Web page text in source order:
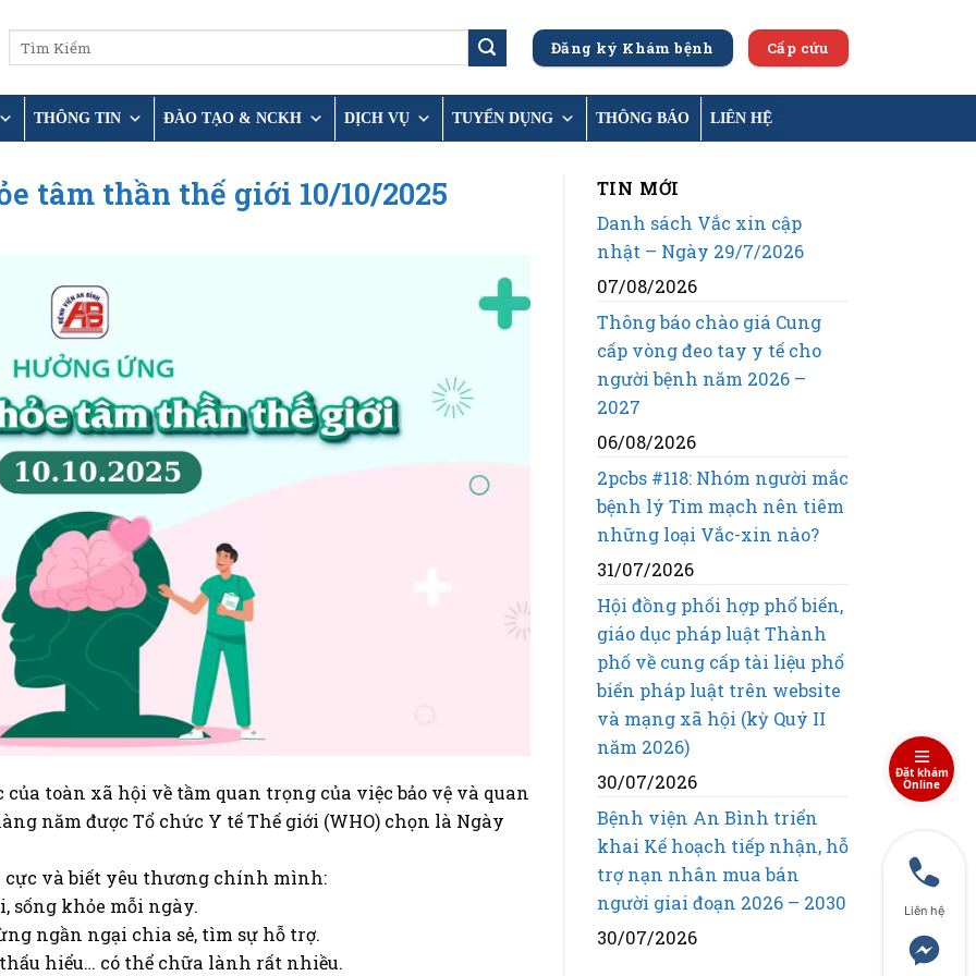
Đăng ký Khám bệnh Cấp cứu
THÔNG TIN ĐÀO TẠO & NCKH DỊCH VỤ TUYỂN DỤNG THÔNG BÁO LIÊN HỆ
tâm thần thế giới 10/10/2025
toàn xã hội về tầm quan trọng của việc bảo vệ và quan
năm được Tổ chức Y tế Thế giới (WHO) chọn là Ngày
và biết yêu thương chính mình:
sống khỏe mỗi ngày.
ngần ngại chia sẻ, tìm sự hỗ trợ.
hiểu… có thể chữa lành rất nhiều.
TIN MỚI
Danh sách Vắc xin cập
nhật – Ngày 29/7/2026
07/08/2026
Thông báo chào giá Cung
cấp vòng đeo tay y tế cho
người bệnh năm 2026 –
2027
06/08/2026
2pcbs #118: Nhóm người mắc
bệnh lý Tim mạch nên tiêm
những loại Vắc-xin nào?
31/07/2026
Hội đồng phối hợp phổ biến,
giáo dục pháp luật Thành
phố về cung cấp tài liệu phổ
biến pháp luật trên website
và mạng xã hội (kỳ Quý II
năm 2026)
30/07/2026
Bệnh viện An Bình triển
khai Kế hoạch tiếp nhận, hỗ
trợ nạn nhân mua bán
người giai đoạn 2026 – 2030
30/07/2026
Liên hệ
Đặt khám
Online